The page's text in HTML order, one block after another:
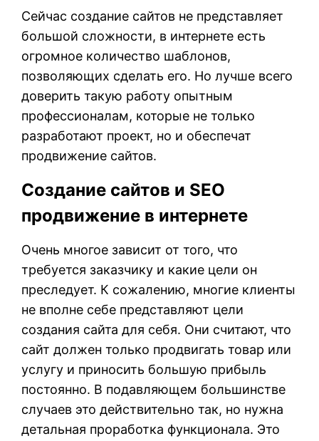
Сейчас создание сайтов не представляет
большой сложности, в интернете есть
огромное количество шаблонов,
позволяющих сделать его. Но лучше всего
доверить такую работу опытным
профессионалам, которые не только
разработают проект, но и обеспечат
продвижение сайтов.
Создание сайтов и SEO
продвижение в интернете
Очень многое зависит от того, что
требуется заказчику и какие цели он
преследует. К сожалению, многие клиенты
не вполне себе представляют цели
создания сайта для себя. Они считают, что
сайт должен только продвигать товар или
услугу и приносить большую прибыль
постоянно. В подавляющем большинстве
случаев это действительно так, но нужна
детальная проработка функционала. Это